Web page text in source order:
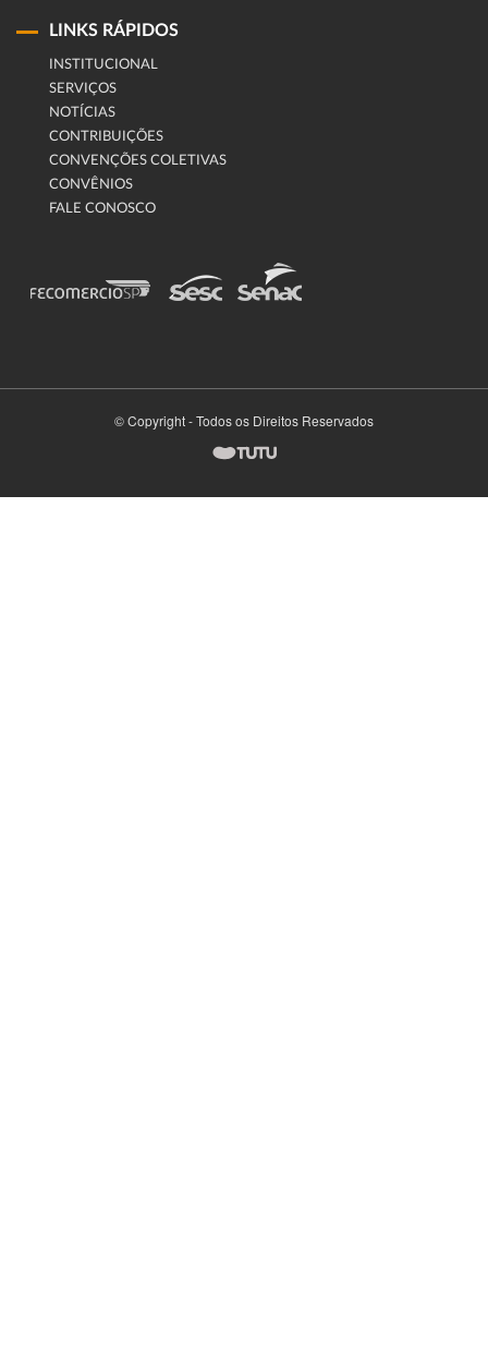
LINKS RÁPIDOS
INSTITUCIONAL
SERVIÇOS
NOTÍCIAS
CONTRIBUIÇÕES
CONVENÇÕES COLETIVAS
CONVÊNIOS
FALE CONOSCO
© Copyright - Todos os Direitos Reservados